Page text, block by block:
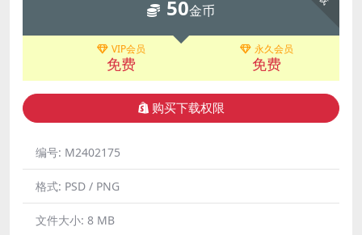
50金币
VIP会员
免费
永久会员
免费
购买下载权限
编号: M2402175
格式: PSD / PNG
文件大小: 8 MB